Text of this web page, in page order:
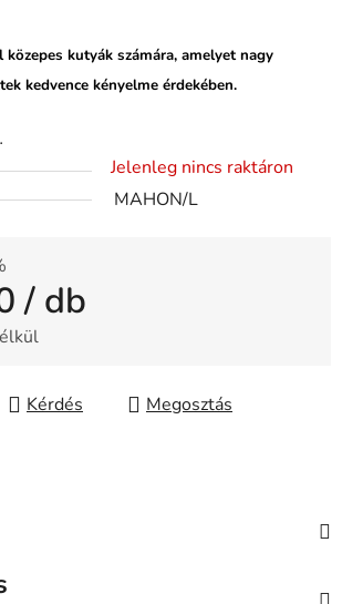
kutyák számára, amelyet nagy
kedvence kényelme érdekében.
Jelenleg nincs raktáron
MAHON/L
/ db
Kérdés Megosztás